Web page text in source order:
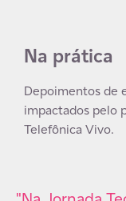
Na prática
Depoimentos de
impactados pelo
Telefônica Vivo.